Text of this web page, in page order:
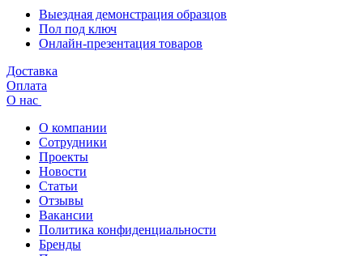
Выездная демонстрация образцов
Пол под ключ
Онлайн-презентация товаров
Доставка
Оплата
О нас
О компании
Сотрудники
Проекты
Новости
Статьи
Отзывы
Вакансии
Политика конфиденциальности
Бренды